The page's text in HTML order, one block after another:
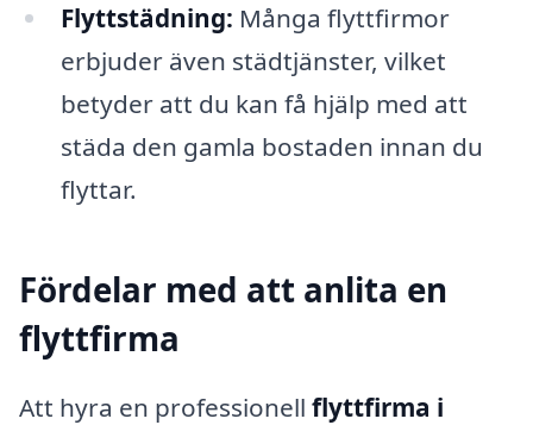
Flyttstädning: Många flyttfirmor
erbjuder även städtjänster, vilket
betyder att du kan få hjälp med att
städa den gamla bostaden innan du
flyttar.
Fördelar med att anlita en
flyttfirma
Att hyra en professionell flyttfirma i